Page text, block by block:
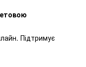
Підтримує